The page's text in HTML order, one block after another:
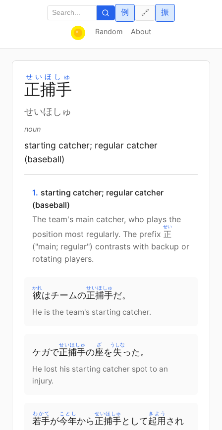
Random About
例 振
🔗
正捕手
せいほしゅ
せいほしゅ
noun
starting catcher; regular catcher
(baseball)
1. starting catcher; regular catcher
(baseball)
The team's main catcher, who plays the
position most regularly. The prefix 正
せい
("main; regular") contrasts with backup or
rotating players.
彼
かれ
はチームの正捕手
せいほしゅ
だ。
He is the team's starting catcher.
ケガで正捕手
せいほしゅ
の座
ざ
を 失
うしな
った。
He lost his starting catcher spot to an
injury.
若手
わかて
が今年
ことし
から 正捕手
せいほしゅ
として起用
きよう
され